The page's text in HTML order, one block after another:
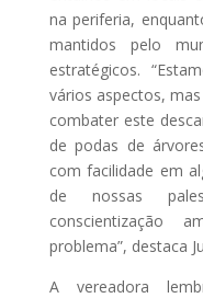
na periferia,
mantidos pelo
estratégicos.
vários aspectos,
combater este
de podas de
com facilidade em
de nossas
conscientização
problema”, destaca
A vereadora